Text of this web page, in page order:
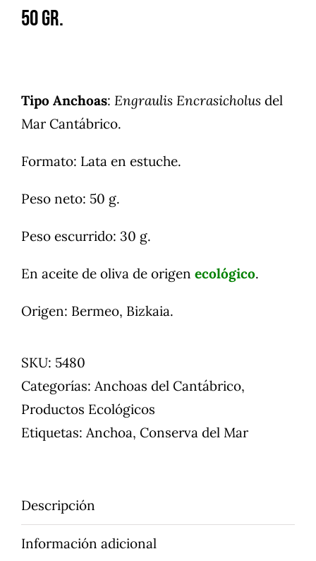
50 gr.
Tipo Anchoas: Engraulis Encrasicholus del
Mar Cantábrico.
Formato: Lata en estuche.
Peso neto: 50 g.
Peso escurrido: 30 g.
En aceite de oliva de origen ecológico.
Origen: Bermeo, Bizkaia.
SKU: 5480
Categorías: Anchoas del Cantábrico,
Productos Ecológicos
Etiquetas: Anchoa, Conserva del Mar
Descripción
Información adicional